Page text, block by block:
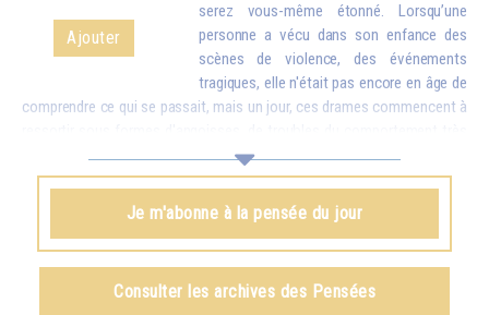
Ajouter
serez vous-même étonné. Lorsqu’une
personne a vécu dans son enfance des
scènes de violence, des événements
tragiques, elle n'était pas encore en âge de
comprendre ce qui se passait, mais un jour, ces drames commencent à
difficiles à guérir. Que l'on comprenne ou que l'on ne comprenne pas,
tout s'enregistre et peut revenir un jour à la surface. C'est pourquoi,
même si vous ne « comprenez » rien à ce phénomène cosmique qu'est
le lever du soleil, mettez-vous dans de bonnes conditions, et
obligatoirement, votre esprit, votre âme, votre corps absorberont
harmonie, paix et lumière.
Je m'abonne à la pensée du jour
Consulter les archives des Pensées